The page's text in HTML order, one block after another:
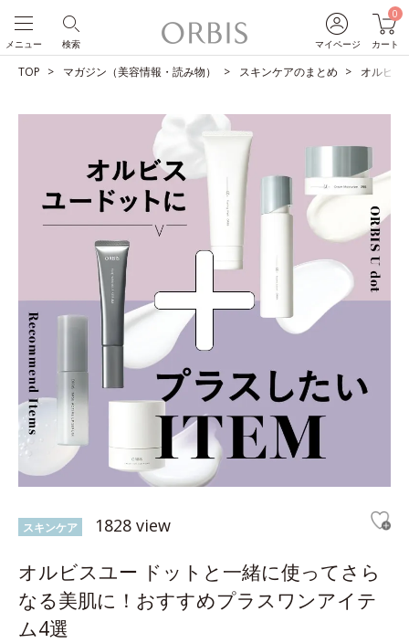
マイページ
0
カート
検索
メニュー
TOP マガジン（美容情報・読み物） スキンケアのまとめ オルビス
スキンケア 1828 view
オルビスユー ドットと一緒に使ってさら
なる美肌に！おすすめプラスワンアイテ
ム4選